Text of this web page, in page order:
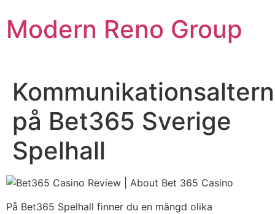
to
content
Modern Reno Group
på Bet365 Sverige
Spelhall
På Bet365 Spelhall finner du en mängd olika